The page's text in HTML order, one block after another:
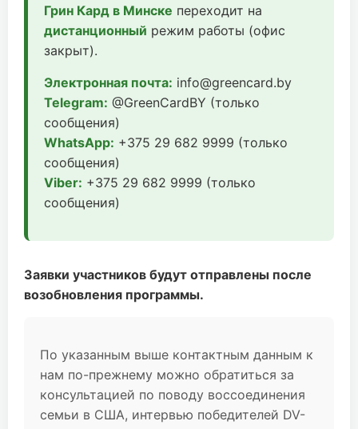
Грин Кард в Минске переходит на
дистанционный режим работы (офис
закрыт).
Электронная почта: info@greencard.by
Telegram: @GreenCardBY (только
сообщения)
WhatsApp: +375 29 682 9999 (только
сообщения)
Viber: +375 29 682 9999 (только
сообщения)
Заявки участников будут отправлены после
возобновления программы.
По указанным выше контактным данным к
нам по-прежнему можно обратиться за
консультацией по поводу воссоединения
семьи в США, интервью победителей DV-